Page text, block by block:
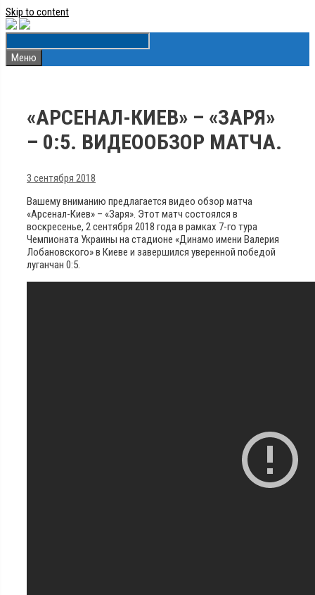
Skip to content
Меню
«АРСЕНАЛ-КИЕВ» – «ЗАРЯ»
– 0:5. ВИДЕООБЗОР МАТЧА.
3 сентября 2018
Вашему вниманию предлагается видео обзор матча
«Арсенал-Киев» – «Заря». Этот матч состоялся в
воскресенье, 2 сентября 2018 года в рамках 7-го тура
Чемпионата Украины на стадионе «Динамо имени Валерия
Лобановского» в Киеве и завершился уверенной победой
луганчан 0:5.